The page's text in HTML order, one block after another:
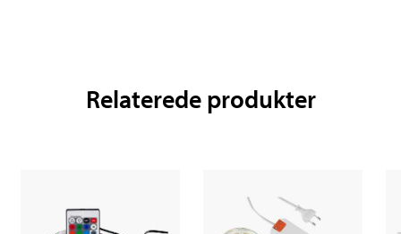
Relaterede produkter